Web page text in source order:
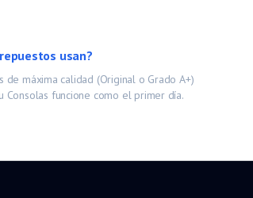
usan?
de máxima calidad (Original o Grado A+)
Consolas funcione como el primer día.